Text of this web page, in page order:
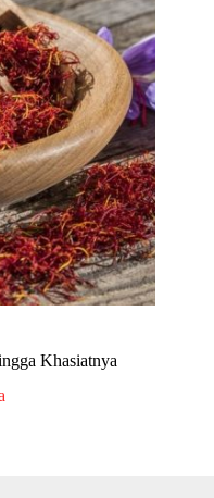
Khasiatnya